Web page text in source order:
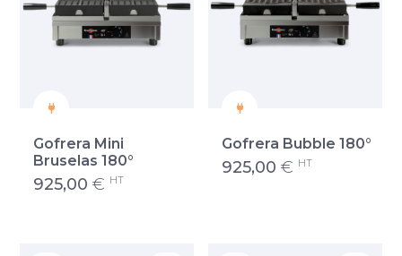
Gofrera Mini
Bruselas 180°
925,00 € HT
Gofrera Bubble 180°
925,00 € HT